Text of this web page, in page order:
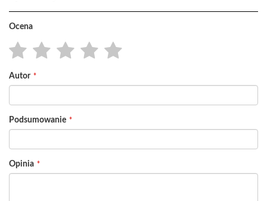
Ocena
star
stars
stars
stars
stars
Autor
Podsumowanie
Opinia